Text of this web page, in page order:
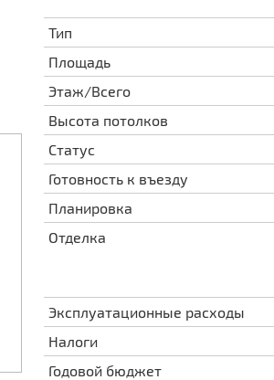
Тип
Площадь
Этаж/Всего
Высота потолков
Статус
Готовность к въезду
Планировка
Отделка
Эксплуатационные расходы
Налоги
Годовой бюджет